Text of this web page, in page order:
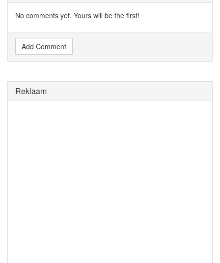
No comments yet. Yours will be the first!
Add Comment
Reklaam